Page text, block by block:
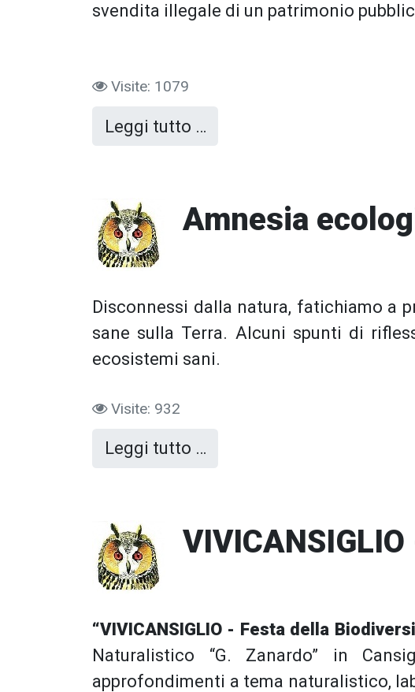
svendita illegale di un patrimonio
Visite: 1079
Leggi tutto …
Amnesia
Disconnessi dalla natura, fatichiamo a
sane sulla Terra. Alcuni spunti di
ecosistemi sani.
Visite: 932
Leggi tutto …
“VIVICANSIGLIO - Festa della
Naturalistico “G. Zanardo” in
approfondimenti a tema naturalistico,